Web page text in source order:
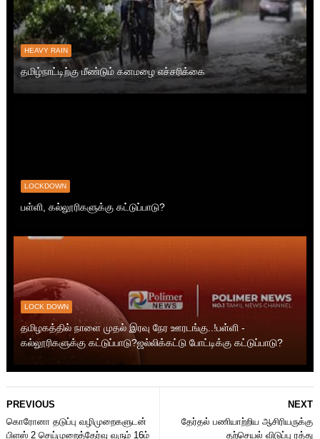
HEAVY RAIN
தமிழ்நாட்டிற்கு மீண்டும் கனமழை எச்சரிக்கை
LOCKDOWN
பள்ளி, கல்லூரிகளுக்கு கட்டுப்பாடு?
LOCK DOWN
தமிழகத்தில் நாளை முதல் இரவு நேர ஊரடங்கு..!பள்ளி -
கல்லூரிகளுக்கு கட்டுப்பாடு?ஜல்லிக்கட்டு போட்டிக்கு கட்டுப்பாடு?
NEXT
தேர்தல் பணியாற்றிய ஆசிரியருக்கு
தற்செயல் விடுப்பு ரத்து
PREVIOUS
கொரோனா தடுப்பு வழிமுறைகளுடன்
பிளஸ் 2 செய்முறைத்தேர்வு வரும் 16ம்